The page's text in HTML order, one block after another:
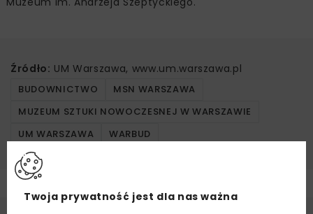
Źródło: UM Warszawa, www.um.warszawa.pl
BUDOWNICTWO
MSN WARSZAWA
MUZEUM SZTUKI NOWOCZESNEJ W WARSZAWIE
UM WARSZAWA
WARBUD
Twoja prywatność jest dla nas ważna